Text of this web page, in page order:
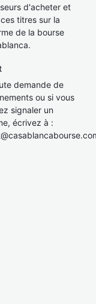
d'acheter et
titres sur la
de la bourse
demande de
ou si vous
signaler un
écrivez à :